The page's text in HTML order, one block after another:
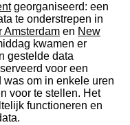
georganiseerd: een
te onderstrepen in
Amsterdamen New
kwamen er
gestelde data
voor een
om in enkele uren
voor te stellen. Het
functioneren en